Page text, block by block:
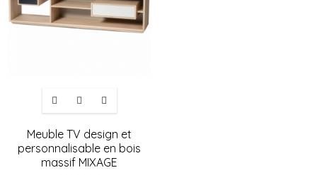
Meuble TV design et
personnalisable en bois
massif MIXAGE